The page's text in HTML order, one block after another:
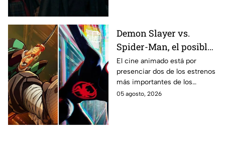
Demon Slayer vs.
Spider-Man, el posible
gran enfrentamiento
en taquilla del 2027
El cine animado está por
presenciar dos de los estrenos
más importantes de los
últimos años.
05 agosto, 2026